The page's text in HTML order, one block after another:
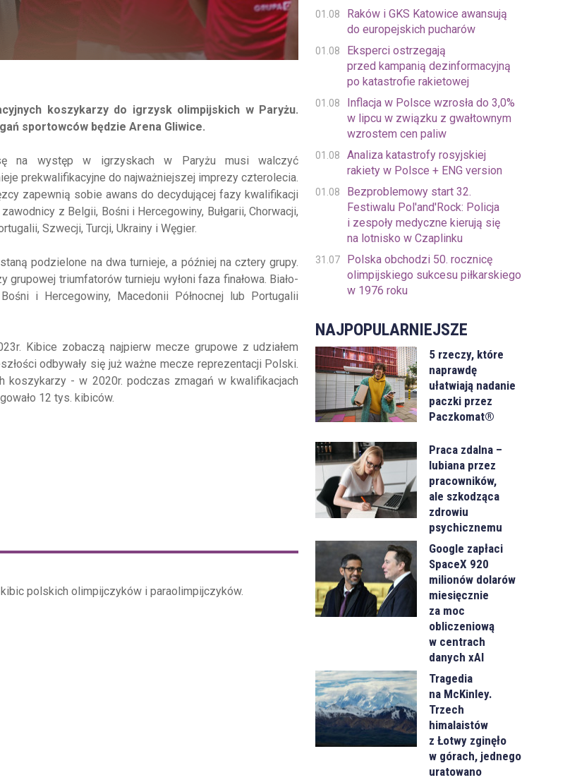
koszykarzy do igrzysk olimpijskich w Paryżu.
sportowców będzie Arena Gliwice.
na występ w igrzyskach w Paryżu musi walczyć
prekwalifikacyjne do najważniejszej imprezy czterolecia.
zapewnią sobie awans do decydującej fazy kwalifikacji
z Belgii, Bośni i Hercegowiny, Bułgarii, Chorwacji,
Szwecji, Turcji, Ukrainy i Węgier.
podzielone na dwa turnieje, a później na cztery grupy.
triumfatorów turnieju wyłoni faza finałowa. Biało-
i Hercegowiny, Macedonii Północnej lub Portugalii
Kibice zobaczą najpierw mecze grupowe z udziałem
odbywały się już ważne mecze reprezentacji Polski.
koszykarzy - w 2020r. podczas zmagań w kwalifikacjach
12 tys. kibiców.
polskich olimpijczyków i paraolimpijczyków.
01.08
Raków i GKS Katowice awansują
do europejskich pucharów
01.08
Eksperci ostrzegają
przed kampanią dezinformacyjną
po katastrofie rakietowej
01.08
Inflacja w Polsce wzrosła do 3,0%
w lipcu w związku z gwałtownym
wzrostem cen paliw
01.08
Analiza katastrofy rosyjskiej
rakiety w Polsce + ENG version
01.08
Bezproblemowy start 32.
Festiwalu Pol'and'Rock: Policja
i zespoły medyczne kierują się
na lotnisko w Czaplinku
31.07
Polska obchodzi 50. rocznicę
olimpijskiego sukcesu piłkarskiego
w 1976 roku
NAJPOPULARNIEJSZE
5 rzeczy, które
naprawdę
ułatwiają nadanie
paczki przez
Paczkomat®
Praca zdalna –
lubiana przez
pracowników,
ale szkodząca
zdrowiu
psychicznemu
Google zapłaci
SpaceX 920
milionów dolarów
miesięcznie
za moc
obliczeniową
w centrach
danych xAI
Tragedia
na McKinley.
Trzech
himalaistów
z Łotwy zginęło
w górach, jednego
uratowano